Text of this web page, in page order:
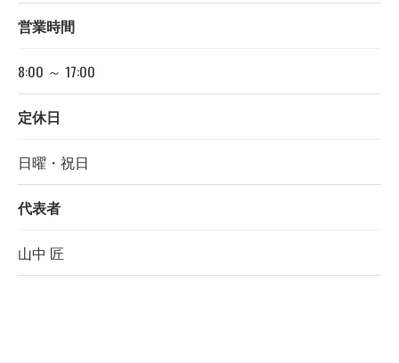
営業時間
8:00 ～ 17:00
定休日
日曜・祝日
代表者
山中 匠